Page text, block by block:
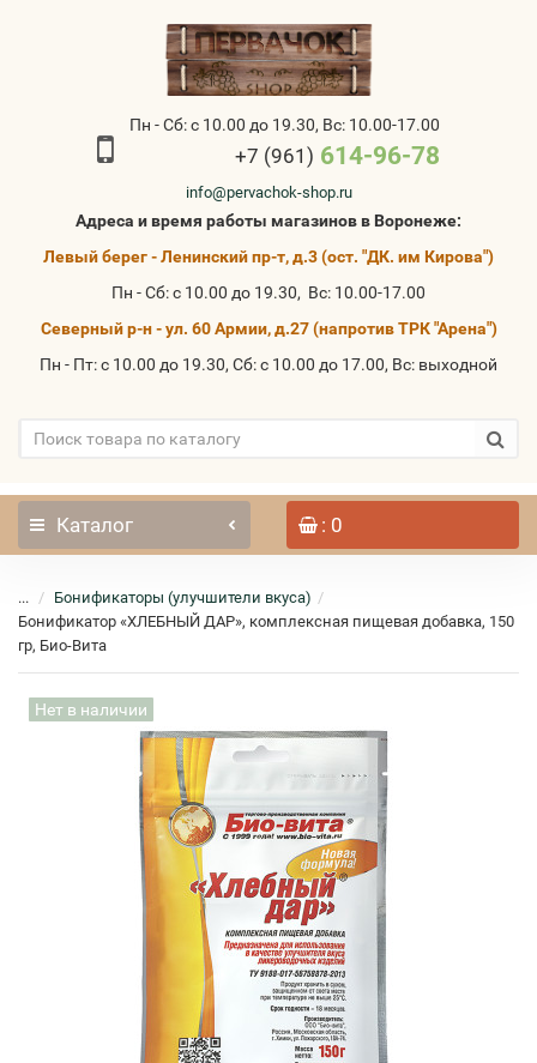
Пн - Сб: с 10.00 до 19.30, Вс: 10.00-17.00
+7 (961) 614-96-78
info@pervachok-shop.ru
Адреса и время работы магазинов в Воронеже:
Левый берег - Ленинский пр-т, д.3 (ост. "ДК. им Кирова")
Пн - Сб: с 10.00 до 19.30, Вс: 10.00-17.00
Северный р-н - ул. 60 Армии, д.27 (напротив ТРК "Арена")
Пн - Пт: с 10.00 до 19.30, Сб: с 10.00 до 17.00, Вс: выходной
Каталог : 0
...
Бонификаторы (улучшители вкуса)
Бонификатор «ХЛЕБНЫЙ ДАР», комплексная пищевая добавка, 150
гр, Био-Вита
Нет в наличии